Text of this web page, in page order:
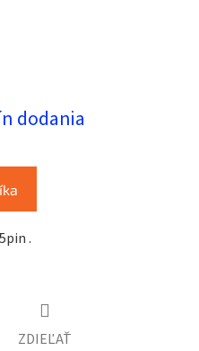
dodania
.
ZDIEĽAŤ